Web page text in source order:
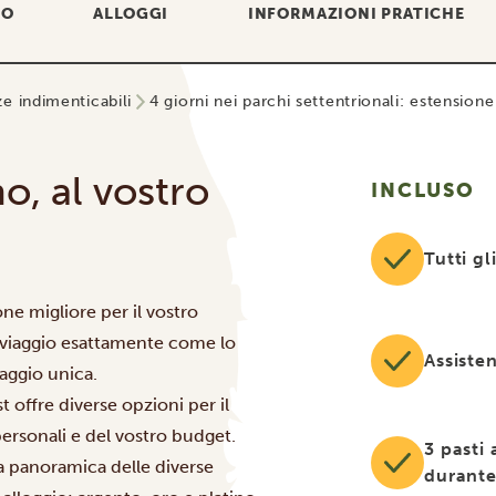
ALLOGGI INFORMAZIONI PRATICHE
indimenticabili 4 giorni nei parchi settentrionali:
al vostro
migliore per il vostro
esattamente come lo
unica.
offre diverse opzioni per il
e del vostro budget.
panoramica delle diverse
INCLUSO
Tutti
3 pasti